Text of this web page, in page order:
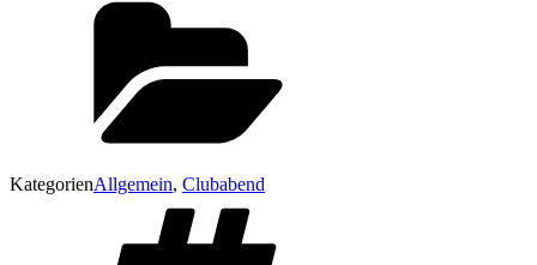
KategorienAllgemein, Clubabend